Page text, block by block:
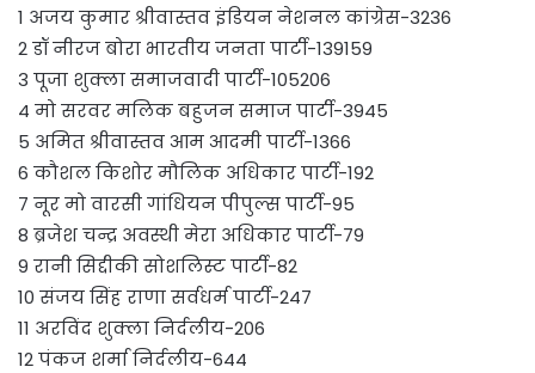
1 अजय कुमार श्रीवास्तव इंडियन नेशनल कांग्रेस-3236
2 डॉ नीरज बोरा भारतीय जनता पार्टी-139159
3 पूजा शुक्ला समाजवादी पार्टी-105206
4 मो सरवर मलिक बहुजन समाज पार्टी-3945
5 अमित श्रीवास्तव आम आदमी पार्टी-1366
6 कौशल किशोर मौलिक अधिकार पार्टी-192
7 नूर मो वारसी गांधियन पीपुल्स पार्टी-95
8 ब्रजेश चन्द्र अवस्थी मेरा अधिकार पार्टी-79
9 रानी सिद्दीकी सोशलिस्ट पार्टी-82
10 संजय सिंह राणा सर्वधर्म पार्टी-247
11 अरविंद शुक्ला निर्दलीय-206
12 पंकज शर्मा निर्दलीय-644